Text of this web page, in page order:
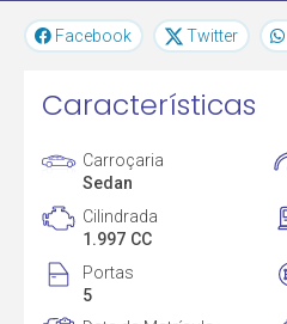
Facebook Twitter
Características
Carroçaria
Sedan
Cilindrada
1.997 CC
Portas
5